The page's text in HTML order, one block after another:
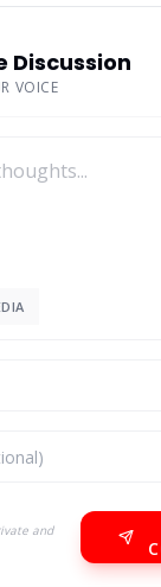
Discussion
VOICE
and